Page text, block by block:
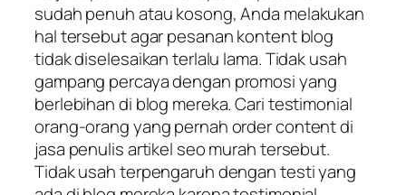
sudah penuh atau kosong, Anda melakukan
hal tersebut agar pesanan kontent blog
tidak diselesaikan terlalu lama. Tidak usah
gampang percaya dengan promosi yang
berlebihan di blog mereka. Cari testimonial
orang-orang yang pernah order content di
jasa penulis artikel seo murah tersebut.
Tidak usah terpengaruh dengan testi yang